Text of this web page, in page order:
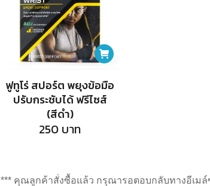
ฟูทูโร่ สปอร์ต พยุงข้อมือ
ปรับกระชับได้ ฟรีไซส์
(สีดำ)
250 บาท
*** คุณลูกค้าสั่งซื้อแล้ว กรุณารอตอบกลับทางอีเม